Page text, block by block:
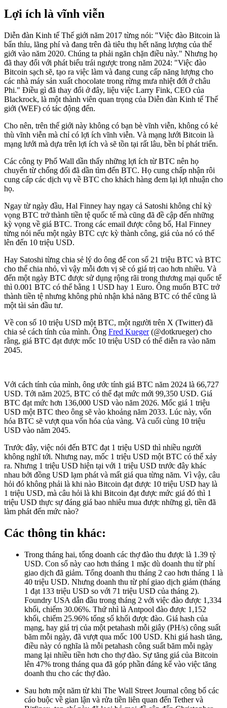
Lợi ích là vĩnh viễn
Diễn đàn Kinh tế Thế giới năm 2017 từng nói: "Việc đào Bitcoin là
bẩn thỉu, lãng phí và đang trên đà tiêu thụ hết năng lượng của thế
giới vào năm 2020. Chúng ta phải ngăn chặn điều này." Nhưng họ
đã thay đổi với phát biểu trái ngược trong năm 2024: "Việc đào
Bitcoin sạch sẽ, tạo ra việc làm và đang cung cấp năng lượng cho
các nhà máy sản xuất chocolate trong rừng mưa nhiệt đới ở châu
Phi." Điều gì đã thay đổi ở đây, liệu việc Larry Fink, CEO của
Blackrock, là một thành viên quan trọng của Diễn đàn Kinh tế Thế
giới (WEF) có tác động đến.
Cho nên, trên thế giới này không có bạn bè vĩnh viễn, không có kẻ
thù vĩnh viễn mà chỉ có lợi ích vĩnh viễn. Và mạng lưới Bitcoin là
mạng lưới mà dựa trên lợi ích và sẽ tồn tại rất lâu, bền bỉ phát triển.
Các công ty Phố Wall dần thấy những lợi ích từ BTC nên họ
chuyển từ chống đối đã dần tìm đến BTC. Họ cung chấp nhận rôi
cung cấp các dịch vụ về BTC cho khách hàng đem lại lợi nhuận cho
họ.
Ngay từ ngày đầu, Hal Finney hay ngay cả Satoshi không chỉ kỳ
vọng BTC trở thành tiền tệ quốc tế mà cũng đã đề cập đến những
kỳ vọng về giá BTC. Trong các email được công bố, Hal Finney
từng nói nếu một ngày BTC cực kỳ thành công, giá của nó có thể
lên đến 10 triệu USD.
Hay Satoshi từng chia sẻ lý do ông để con số 21 triệu BTC và BTC
cho thể chia nhỏ, vì vậy mỗi đơn vị sẽ có giá trị cao hơn nhiều. Và
đến một ngày BTC được sử dụng rộng rãi trong thương mại quốc tế
thì 0.001 BTC có thể bằng 1 USD hay 1 Euro. Ông muốn BTC trở
thành tiền tệ nhưng không phủ nhận khả năng BTC có thể cũng là
một tài sản đầu tư.
Về con số 10 triệu USD một BTC, một người trên X (Twitter) đã
chia sẻ cách tính của mình. Ông Fred Kueger(@dotkrueger) cho
rằng, giá BTC đạt được mốc 10 triệu USD có thể diễn ra vào năm
2045.
Với cách tính của mình, ông ước tính giá BTC năm 2024 là 66,727
USD. Tới năm 2025, BTC có thể đạt mức mới 99,350 USD. Giá
BTC đạt mức hơn 136,000 USD vào năm 2026. Mốc giá 1 triệu
USD một BTC theo ông sẽ vào khoảng năm 2033. Lúc này, vốn
hóa BTC sẽ vượt qua vốn hóa của vàng. Và cuối cùng 10 triệu
USD vào năm 2045.
Trước đây, việc nói đến BTC đạt 1 triệu USD thì nhiều người
không nghĩ tới. Nhưng nay, mốc 1 triệu USD một BTC có thể xảy
ra. Nhưng 1 triệu USD hiện tại với 1 triệu USD trước đây khác
nhau bởi đồng USD lạm phát và mất giá qua từng năm. Vì vậy, câu
hỏi đó không phải là khi nào Bitcoin đạt được 10 triệu USD hay là
1 triệu USD, mà câu hỏi là khi Bitcoin đạt được mức giá đó thì 1
triệu USD thực sự đáng giá bao nhiêu mua được những gì, tiền đã
làm phát đến mức nào?
Các thông tin khác:
Trong tháng hai, tổng doanh các thợ đào thu được là 1.39 tỷ
USD. Con số này cao hơn tháng 1 mặc dù doanh thu từ phí
giao dịch đã giảm. Tổng doanh thu tháng 2 cao hơn tháng 1 là
40 triệu USD. Nhưng doanh thu từ phí giao dịch giảm (tháng
1 đạt 133 triệu USD so với 71 triệu USD của tháng 2).
Foundry USA dẫn đầu trong tháng 2 với việc đào được 1,334
khối, chiếm 30.06%. Thứ nhì là Antpool đào được 1,152
khối, chiếm 25.96% tổng số khối được đào. Giá hash của
mạng, hay giá trị của một petahash mỗi giây (PH/s) công suất
băm mỗi ngày, đã vượt qua mốc 100 USD. Khi giá hash tăng,
điều này có nghĩa là mỗi petahash công suất băm mỗi ngày
mang lại nhiều tiền hơn cho thợ đào. Sự tăng giá của Bitcoin
lên 47% trong tháng qua đã góp phần đáng kể vào việc tăng
doanh thu cho các thợ đào.
Sau hơn một năm từ khi The Wall Street Journal công bố các
cáo buộc về gian lận và rửa tiền liên quan đến Tether và